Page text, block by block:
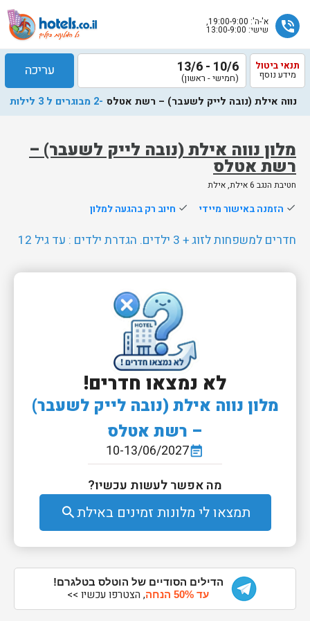
phone_in_talk א'-ה': 19:00-9:00,
שישי: 13:00-9:00
מלון נווה אילת (נובה לייק לשעבר) –
רשת אטלס
חטיבת הנגב 6 אילת, אילת
תנאי ביטול
מידע נוסף 10/6 - 13/6
(חמישי - ראשון) עריכה
נווה אילת (נובה לייק לשעבר) – רשת אטלס -2 מבוגרים ל 3 לילות
done הזמנה באישור מיידי done חיוב רק בהגעה למלון
חדרים למשפחות לזוג + 3 ילדים. הגדרת ילדים : עד גיל 12
לא נמצאו חדרים!
מלון נווה אילת (נובה לייק לשעבר)
– רשת אטלס
event_note
10-13/06/2027
מה אפשר לעשות עכשיו?
תמצאו לי מלונות זמינים באילתsearch
הדילים הסודיים של הוטלס בטלגרם!
עד 50% הנחה
, הצטרפו עכשיו >>
שלח
נציג
יחזור
הפעילות